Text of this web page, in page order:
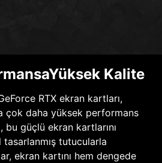
Kalite
RTX ekran kartları,
çok daha yüksek performans
bu güçlü ekran kartlarını
tutucularla
ekran kartını hem dengede